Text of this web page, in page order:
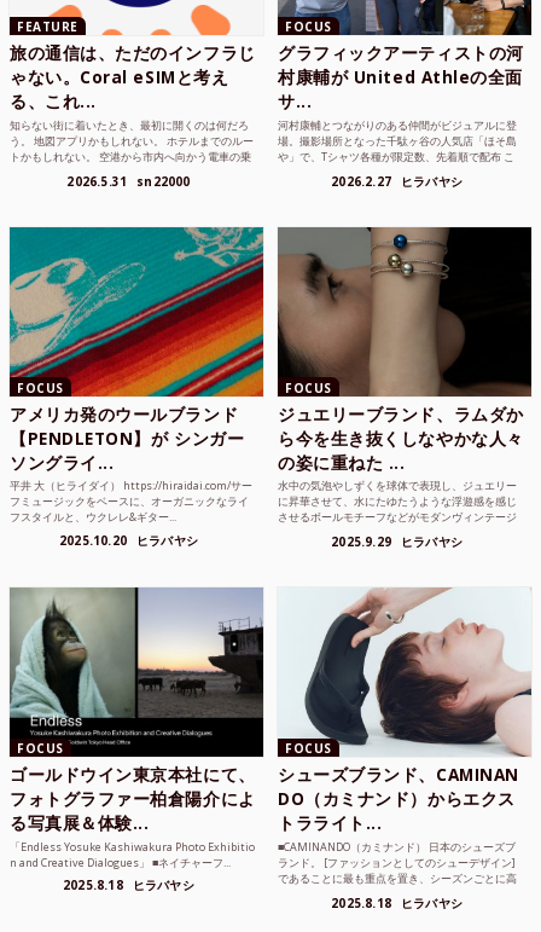
FEATURE
旅の通信は、ただのインフラじ
ゃない。Coral eSIMと考え
る、これ...
知らない街に着いたとき、最初に開くのは何だろ
う。 地図アプリかもしれない。 ホテルまでのルー
トかもしれない。 空港から市内へ向かう電車の乗
2026.5.31 sn22000
FOCUS
グラフィックアーティストの河
村康輔が United Athleの全面
サ...
河村康輔とつながりのある仲間がビジュアルに登
場。撮影場所となった千駄ヶ谷の人気店「ほそ島
や」で、Tシャツ各種が限定数、先着順で配布 こ
2026.2.27 ヒラバヤシ
FOCUS
アメリカ発のウールブランド
【PENDLETON】が シンガー
ソングライ...
平井 大（ヒライダイ） https://hiraidai.com/サー
フミュージックをベースに、オーガニックなライ
フスタイルと、ウクレレ&ギター...
2025.10.20 ヒラバヤシ
FOCUS
ジュエリーブランド、ラムダか
ら今を生き抜くしなやかな人々
の姿に重ねた ...
水中の気泡やしずくを球体で表現し、ジュエリー
に昇華させて、水にたゆたうような浮遊感を感じ
させるボールモチーフなどがモダンヴィンテージ
2025.9.29 ヒラバヤシ
FOCUS
ゴールドウイン東京本社にて、
フォトグラファー柏倉陽介によ
る写真展＆体験...
「Endless Yosuke Kashiwakura Photo Exhibitio
n and Creative Dialogues」 ■ネイチャーフ...
2025.8.18 ヒラバヤシ
FOCUS
シューズブランド、CAMINAN
DO（カミナンド）からエクス
トラライト...
■CAMINANDO（カミナンド） 日本のシューズブ
ランド。 [ファッションとしてのシューデザイン]
であることに最も重点を置き、シーズンごとに高
2025.8.18 ヒラバヤシ